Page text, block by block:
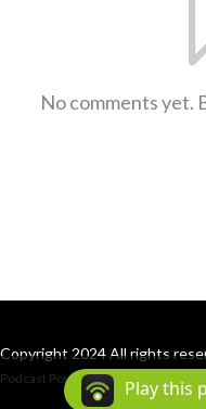
No comments yet.
Copyright 2024 All rights
Podcast Powered By Podbean
Play this